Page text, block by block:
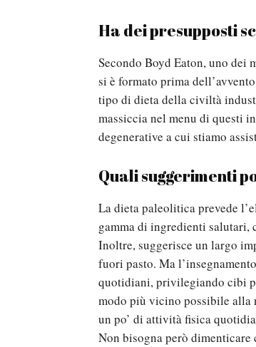
Ha dei presupposti
Secondo Boyd Eaton, uno
si è formato prima
tipo di dieta della civiltà
massiccia nel menu di questi
degenerative a cui stiamo
Quali suggerimenti
La dieta paleolitica prevede
gamma di ingredienti salutari,
Inoltre, suggerisce un largo
fuori pasto. Ma
quotidiani, privilegiando cibi
modo più vicino possibile alla
un po’ di attività fisica
Non bisogna però